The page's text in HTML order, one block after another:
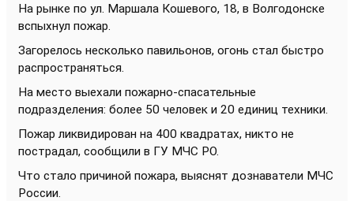
На рынке по ул. Маршала Кошевого, 18, в Волгодонске
вспыхнул пожар.
Загорелось несколько павильонов, огонь стал быстро
распространяться.
На место выехали пожарно-спасательные
подразделения: более 50 человек и 20 единиц техники.
Пожар ликвидирован на 400 квадратах, никто не
пострадал, сообщили в ГУ МЧС РО.
Что стало причиной пожара, выяснят дознаватели МЧС
России.